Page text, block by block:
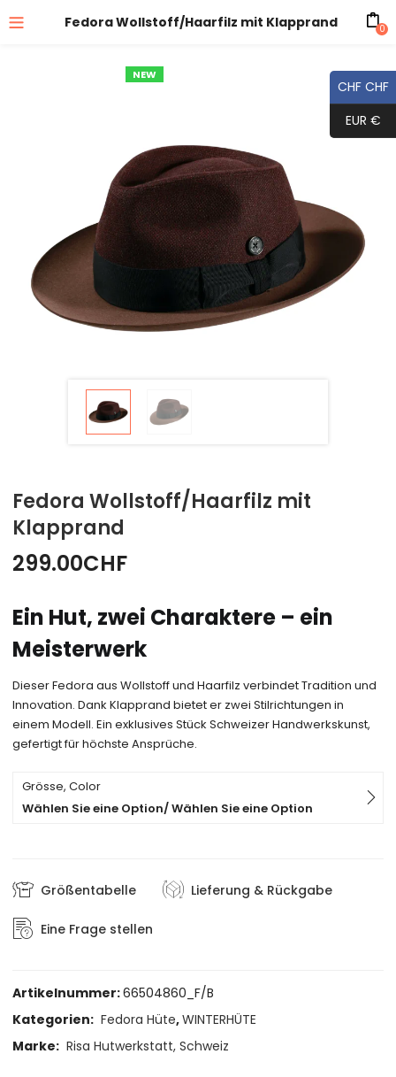
Fedora Wollstoff/Haarfilz mit Klapprand 0
NEW
Fedora Wollstoff/Haarfilz mit
Klapprand
299.00CHF
Ein Hut, zwei Charaktere – ein
Meisterwerk
Dieser Fedora aus Wollstoff und Haarfilz verbindet Tradition und
Innovation. Dank Klapprand bietet er zwei Stilrichtungen in
einem Modell. Ein exklusives Stück Schweizer Handwerkskunst,
gefertigt für höchste Ansprüche.
Grösse, Color
Wählen Sie eine Option/ Wählen Sie eine Option
Größentabelle Lieferung & Rückgabe
Eine Frage stellen
Artikelnummer:66504860_F/B
Kategorien: Fedora Hüte,WINTERHÜTE
Marke: Risa Hutwerkstatt, Schweiz
CHF CHF
EUR €